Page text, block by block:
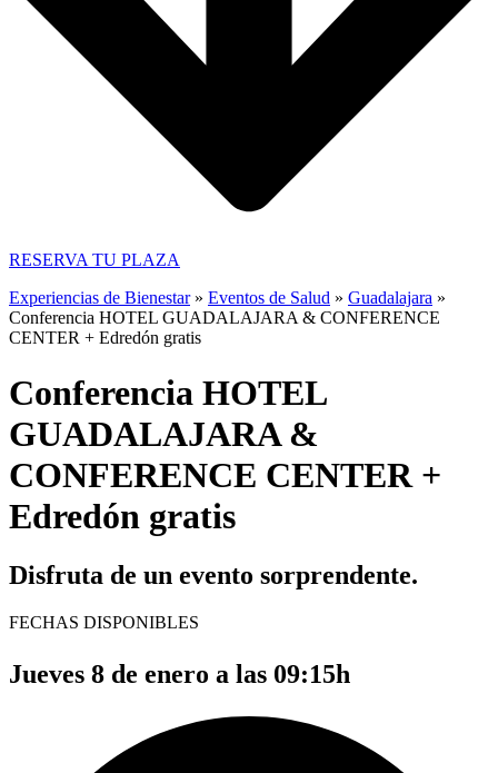
RESERVA TU PLAZA
Experiencias de Bienestar» Eventos de Salud » Guadalajara »
Conferencia HOTEL GUADALAJARA & CONFERENCE
CENTER + Edredón gratis
Conferencia HOTEL
GUADALAJARA &
CONFERENCE CENTER +
Edredón gratis
Disfruta de un evento sorprendente.
FECHAS DISPONIBLES
Jueves 8 de enero a las 09:15h